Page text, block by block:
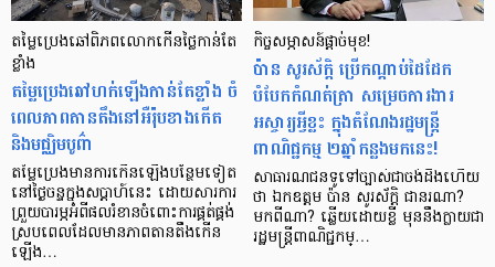
តម្លៃប្រេងឆៅពិភពលោកកើនថ្លៃកាន់តែ
ខ្លាំង
តម្លៃប្រេងឆៅហក់ឡើងកាន់តែខ្លាំង ចំ
ពេលភាពតានតឹងនៅអឺរ៉ុបខាងកើត
និងមជ្ឈិមបូព៌ា
តម្លៃប្រេងមានការកើនឡើងបន្ថែមទៀត
នៅថ្ងៃចន្ទក្នុងសប្តាហ៍នេះ ដោយសារការ
ព្រួយបារម្ភអំពីផលរំខានចំពោះការផ្គត់ផ្គង់
ស្របពេលដែលមានភាពតានតឹងកើន
ឡើង…
កិច្ច​សម្ភាសន៍​ផ្ដាច់​មុខ!
ប៉ាន សូរស័ក្តិ ប្រើ​កណ្តាប់​ដៃដែក​
បំបែក​កំណត់ត្រា​ សម្រេច​ការងារ​
អស្ចារ្យ​អ្វី​ខ្លះ ក្នុង​តំណែង​រដ្ឋមន្ត្រី​
ពាណិជ្ជកម្ម ២​ឆ្នាំ​កន្លង​មក​នេះ!
សាធារណជន​ទូទៅ​ច្បាស់​ជា​ចង់​ដឹង​ហើយ​
ថា ឯកឧត្តម ប៉ាន សូរស័ក្តិ ជា​នរណា?
មក​ពី​ណា? ឆ្លើយ​ដោយ​ខ្លី មុន​នឹង​ក្លាយ​ជា​
រដ្ឋមន្ត្រី​ពាណិជ្ជកម្…